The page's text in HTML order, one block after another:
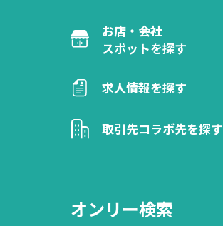
お店・会社
スポットを探す
求人情報を探す
取引先コラボ先を探す
オンリー検索